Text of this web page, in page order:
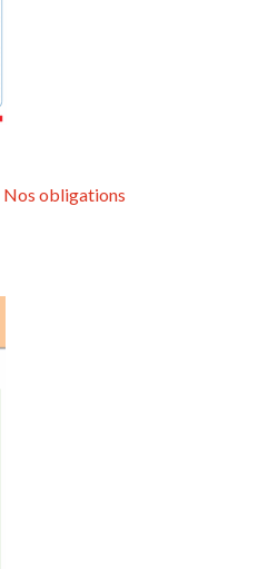
Nos obligations